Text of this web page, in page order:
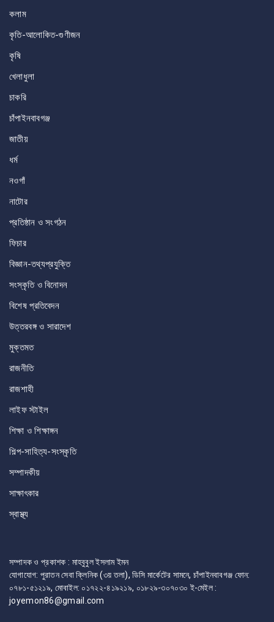
কলাম
কৃতি-আলোকিত-গুণীজন
কৃষি
খেলাধুলা
চাকরি
চাঁপাইনবাবগঞ্জ
জাতীয়
ধর্ম
নওগাঁ
নাটোর
প্রতিষ্ঠান ও সংগঠন
ফিচার
বিজ্ঞান-তথ্যপ্রযুক্তি
সংস্কৃতি ও বিনোদন
বিশেষ প্রতিবেদন
উত্তরবঙ্গ ও সারাদেশ
মুক্তমত
রাজনীতি
রাজশাহী
লাইফ স্টাইল
শিক্ষা ও শিক্ষাঙ্গন
শিল্প-সাহিত্য-সংস্কৃতি
সম্পাদকীয়
সাক্ষাৎকার
স্বাস্থ্য
সম্পাদক ও প্রকাশক : মাহবুবুল ইসলাম ইমন
যোগাযোগ: পুরাতন সেবা ক্লিনিক (৩য় তলা), ডিসি মার্কেটের সামনে, চাঁপাইনবাবগঞ্জ ফোন:
০৭৮১-৫১২১৯, মোবাইল: ০১৭২২-৪১৯২১৯, ০১৮২৯-৩০৭০৩০ ই-মেইল :
joyemon86@gmail.com